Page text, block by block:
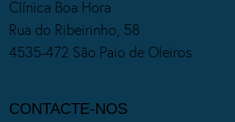
Clínica Boa Hora
Rua do Ribeirinho, 58
4535-472 São Paio de Oleiros
CONTACTE-NOS